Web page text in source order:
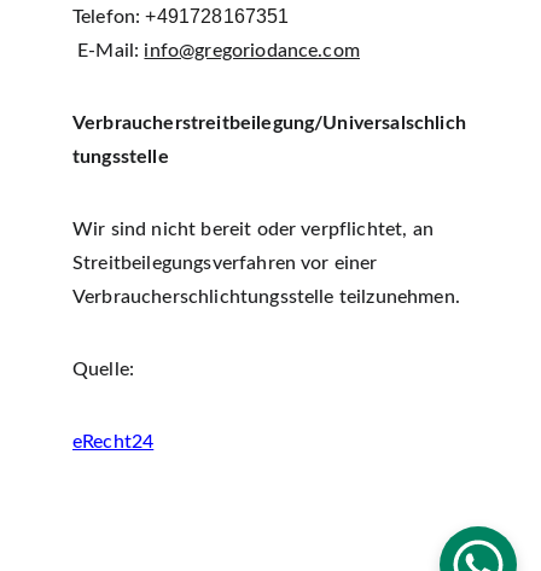
Telefon: +491728167351
E-Mail: info@gregoriodance.com
Verbraucherstreitbeilegung/Universalschlich
tungsstelle
Wir sind nicht bereit oder verpflichtet, an
Streitbeilegungsverfahren vor einer
Verbraucherschlichtungsstelle teilzunehmen.
Quelle:
eRecht24